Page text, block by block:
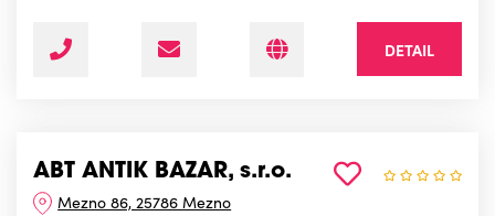
DETAIL
ABT ANTIK BAZAR, s.r.o.
Mezno 86, 25786 Mezno